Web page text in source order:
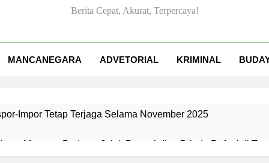
Berita Cepat, Akurat, Terpercaya!
MANCANEGARA ADVETORIAL KRIMINAL
Impor Tetap Terjaga Selama November 2025
Merawat Budaya: Jejak Pengabdian Bripda Rafael di